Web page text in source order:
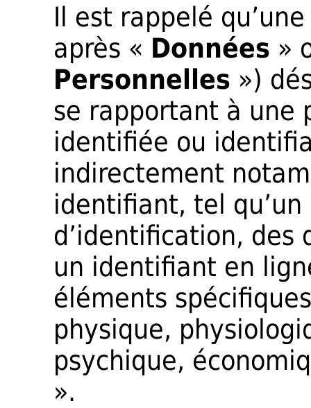
Il est rappelé
après « Données »
Personnelles »)
se rapportant à une
identifiée ou
indirectement
identifiant, tel
d’identification, des
un identifiant en
éléments
physique,
psychique,
».